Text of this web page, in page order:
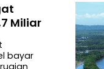
Miliar
bayar